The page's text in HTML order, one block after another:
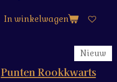
In winkelwagen
Nieuw
Punten Rookkwarts